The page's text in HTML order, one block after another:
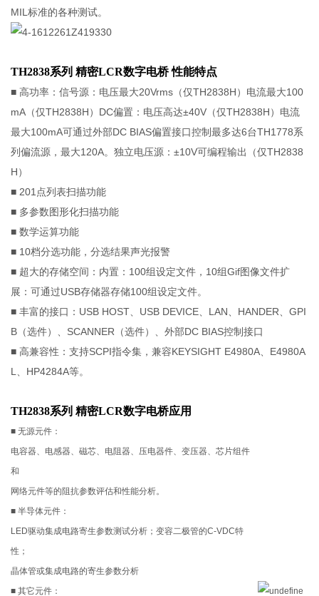
MIL标准的各种测试。
TH2838系列 精密LCR数字电桥 性能特点
■ 高功率：信号源：电压最大20Vrms（仅TH2838H）电流最大100
mA（仅TH2838H）DC偏置：电压高达±40V（仅TH2838H）电流
最大100mA可通过外部DC BIAS偏置接口控制最多达6台TH1778系
列偏流源，最大120A。独立电压源：±10V可编程输出（仅TH2838
H）
■ 201点列表扫描功能
■ 多参数图形化扫描功能
■ 数学运算功能
■ 10档分选功能，分选结果声光报警
■ 超大的存储空间：内置：100组设定文件，10组Gif图像文件扩
展：可通过USB存储器存储100组设定文件。
■ 丰富的接口：USB HOST、USB DEVICE、LAN、HANDER、GPI
B（选件）、SCANNER（选件）、外部DC BIAS控制接口
■ 高兼容性：支持SCPI指令集，兼容KEYSIGHT E4980A、E4980A
L、HP4284A等。
TH2838系列 精密LCR数字电桥应用
■ 无源元件：
电容器、电感器、磁芯、电阻器、压电器件、变压器、芯片组件
和
网络元件等的阻抗参数评估和性能分析。
■ 半导体元件：
LED驱动集成电路寄生参数测试分析；变容二极管的C-VDC特
性；
晶体管或集成电路的寄生参数分析
■ 其它元件：